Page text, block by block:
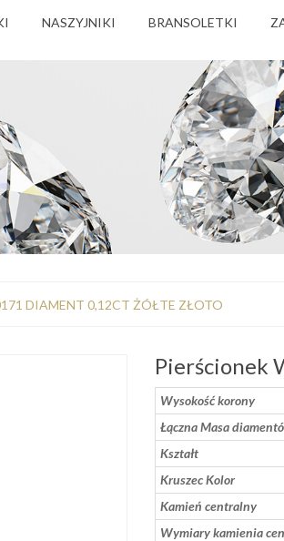
NASZYJNIKI BRANSOLETKI
DIAMENT 0,12CT ŻÓŁTE ZŁOTO
Pierścionek
Wysokość korony
Łączna Masa
Kształt
Kruszec Kolor
Kamień centralny
Wymiary kamienia